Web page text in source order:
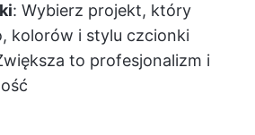
: Wybierz projekt, który
kolorów i stylu czcionki
to profesjonalizm i